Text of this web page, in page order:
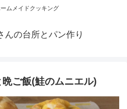
ムメイドクッキング
んの台所とパン作り
ご飯(鮭のムニエル)